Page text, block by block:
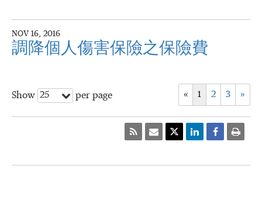
NOV 16, 2016
調降個人傷害保險之保險費
Show 25 per page « 1 2 3 »